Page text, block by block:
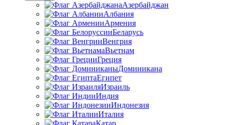
Азербайджан
Албания
Армения
Беларусь
Венгрия
Вьетнам
Греция
Доминикана
Египет
Израиль
Индия
Индонезия
Италия
Катар